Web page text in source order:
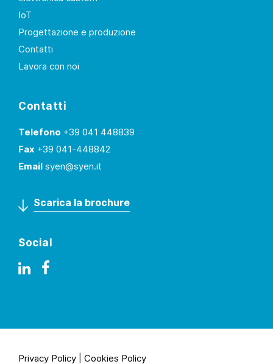
IoT
Progettazione e produzione
Contatti
Lavora con noi
Contatti
Telefono +39 041 448839
Fax +39 041-448842
Emailsyen@syen.it
Scarica la brochure
Social
Privacy Policy Cookies Policy